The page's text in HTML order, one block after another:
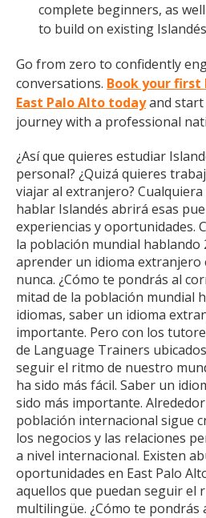
complete beginners, as
to build on existing
Go from zero to confidently
conversations. Book your first
East Palo Alto todayand start
journey with a professional
¿Así que quieres estudiar
personal? ¿Quizá quieres
viajar al extranjero?
hablar Islandés abrirá esas
experiencias y oportunidades.
la población mundial hablando
aprender un idioma extranjero
nunca. ¿Cómo te pondrás al
mitad de la población mundial
idiomas, saber un idioma
importante. Pero con los
de Language Trainers
seguir el ritmo de nuestro
ha sido más fácil. Saber un
sido más importante.
población internacional sigue
los negocios y las relaciones
a nivel internacional. Existen
oportunidades en East Palo
aquellos que puedan seguir el
multilingüe. ¿Cómo te pondrás